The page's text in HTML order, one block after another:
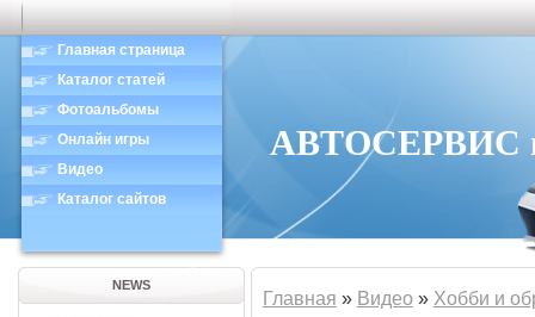
Главная страница
Каталог статей
Фотоальбомы
Онлайн игры
Видео
Каталог сайтов
АВТОСЕРВИС в
NEWS
Главная » Видео » Хобби и